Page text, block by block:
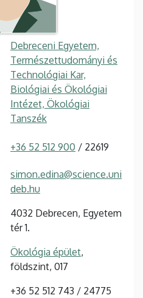
Debreceni Egyetem,
Természettudományi és
Technológiai Kar,
Biológiai és Ökológiai
Intézet, Ökológiai
Tanszék
+36 52 512 900 / 22619
simon.edina@science.uni
deb.hu
4032 Debrecen, Egyetem
tér 1.
Ökológia épület,
földszint, 017
+36 52 512 743 / 24775